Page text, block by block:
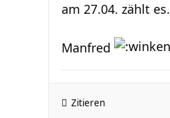
am 27.04. zählt es.
Manfred
Zitieren